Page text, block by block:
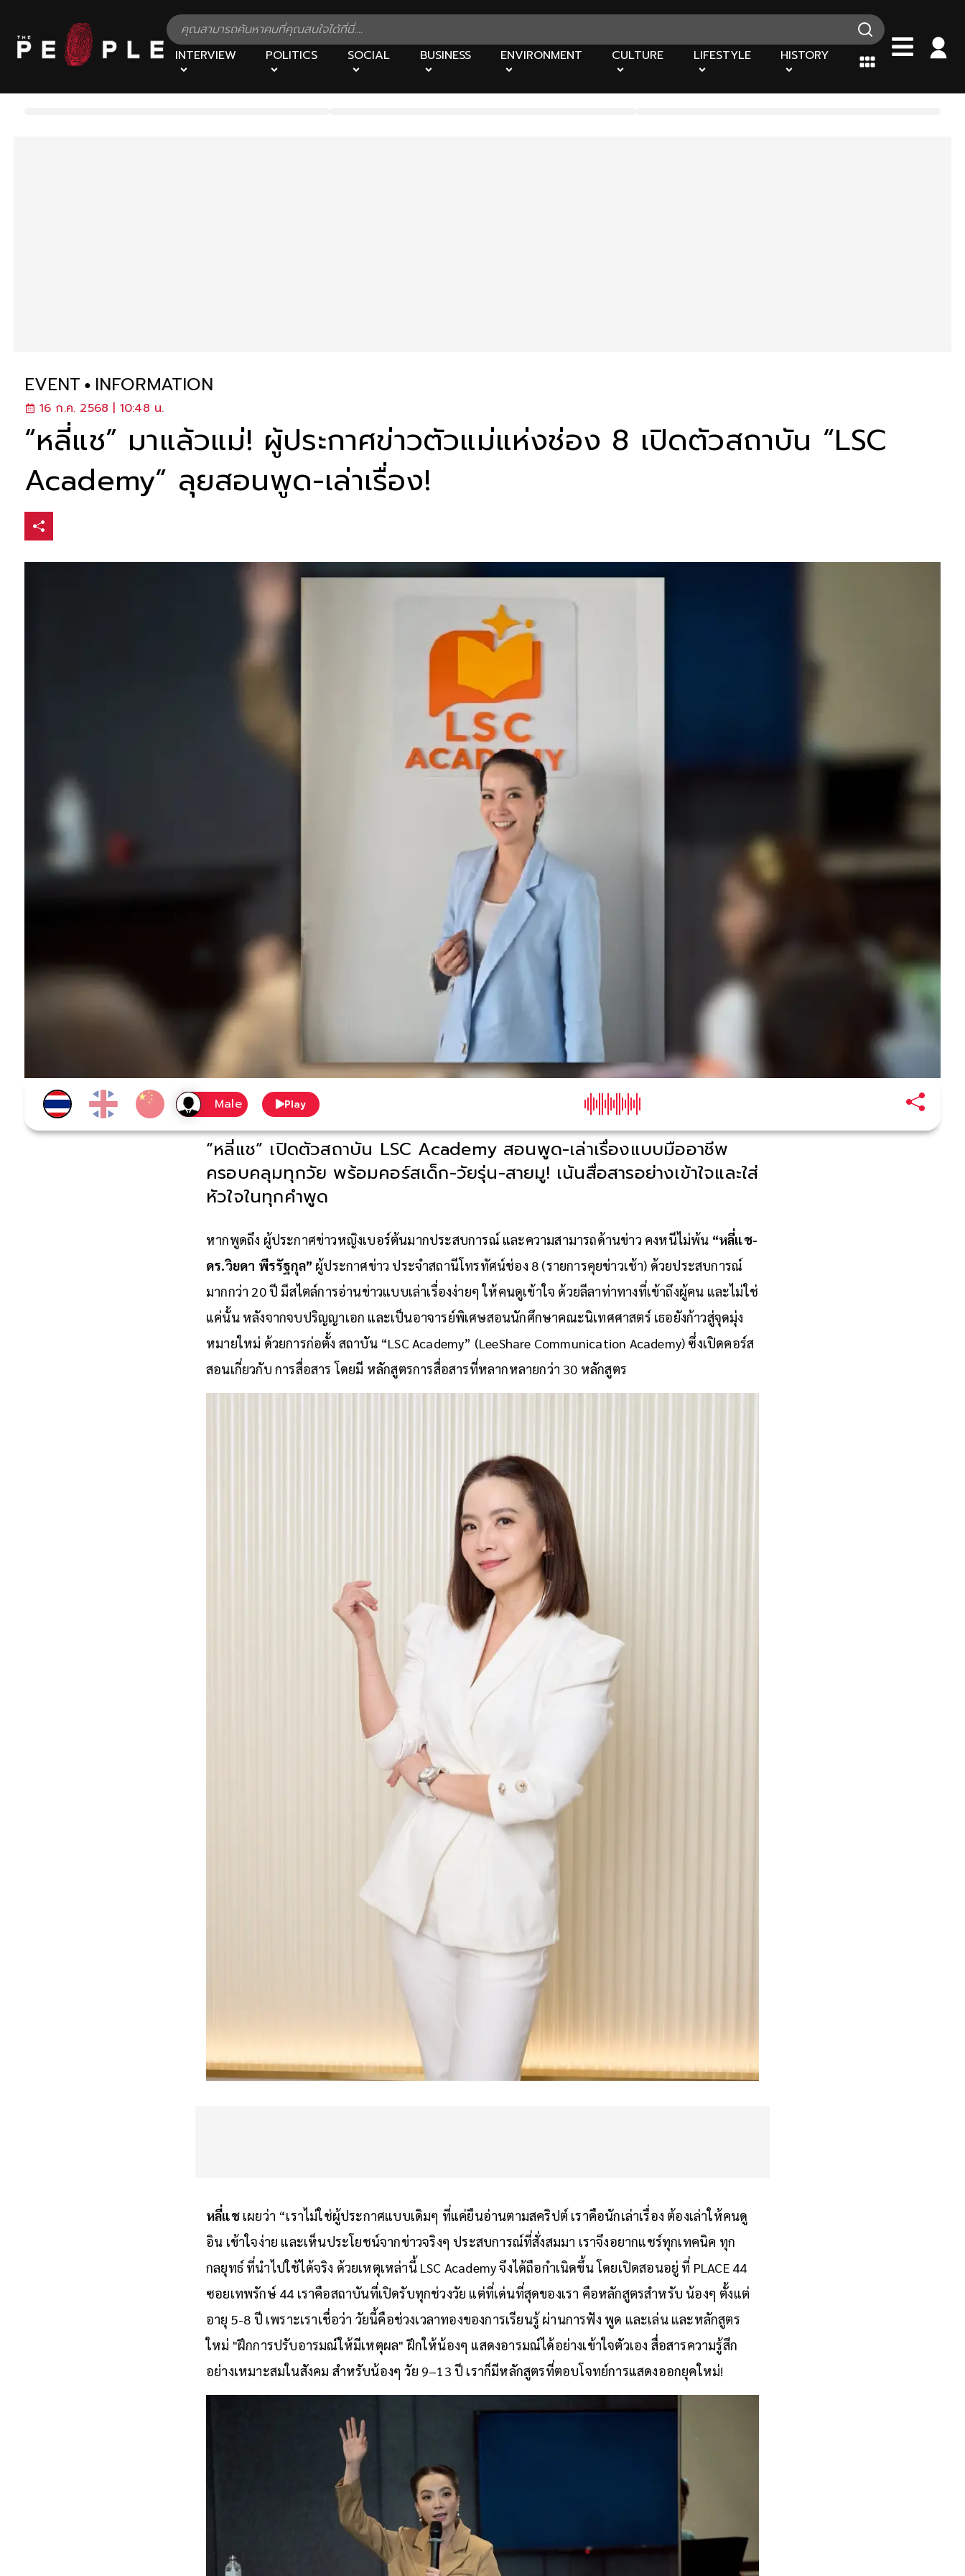
INTERVIEW POLITICS SOCIAL BUSINESS ENVIRONMENT CULTURE LIFESTYLE HISTORY
EVENT INFORMATION
16 ก.ค. 2568 | 10:48 น.
“หลี่แช” มาแล้วแม่! ผู้ประกาศข่าวตัวแม่แห่งช่อง 8 เปิดตัวสถาบัน “LSC
Academy” ลุยสอนพูด-เล่าเรื่อง!
Play
“หลี่แช” เปิดตัวสถาบัน LSC Academy สอนพูด-เล่าเรื่องแบบมืออาชีพ
ครอบคลุมทุกวัย พร้อมคอร์สเด็ก-วัยรุ่น-สายมู! เน้นสื่อสารอย่างเข้าใจและใส่
หัวใจในทุกคำพูด
หากพูดถึง ผู้ประกาศข่าวหญิงเบอร์ต้นมากประสบการณ์ และความสามารถด้านข่าว คงหนีไม่พ้น “หลี่แช-
ดร.วิยดา พีรรัฐกุล” ผู้ประกาศข่าว ประจำสถานีโทรทัศน์ช่อง 8 (รายการคุยข่าวเช้า) ด้วยประสบการณ์
มากกว่า 20 ปี มีสไตล์การอ่านข่าวแบบเล่าเรื่องง่ายๆ ให้คนดูเข้าใจ ด้วยลีลาท่าทางที่เข้าถึงผู้คน และไม่ใช่
แค่นั้น หลังจากจบปริญญาเอก และเป็นอาจารย์พิเศษสอนนักศึกษาคณะนิเทศศาสตร์ เธอยังก้าวสู่จุดมุ่ง
หมายใหม่ ด้วยการก่อตั้ง สถาบัน “LSC Academy” (LeeShare Communication Academy) ซึ่งเปิดคอร์ส
สอนเกี่ยวกับ การสื่อสาร โดยมี หลักสูตรการสื่อสารที่หลากหลายกว่า 30 หลักสูตร
หลี่แชเผยว่า “เราไม่ใช่ผู้ประกาศแบบเดิมๆ ที่แค่ยืนอ่านตามสคริปต์ เราคือนักเล่าเรื่อง ต้องเล่าให้คนดู
อิน เข้าใจง่าย และเห็นประโยชน์จากข่าวจริงๆ ประสบการณ์ที่สั่งสมมา เราจึงอยากแชร์ทุกเทคนิค ทุก
กลยุทธ์ ที่นำไปใช้ได้จริง ด้วยเหตุเหล่านี้ LSC Academy จึงได้ถือกำเนิดขึ้น โดยเปิดสอนอยู่ ที่ PLACE 44
ซอยเทพรักษ์ 44 เราคือสถาบันที่เปิดรับทุกช่วงวัย แต่ที่เด่นที่สุดของเรา คือหลักสูตรสำหรับ น้องๆ ตั้งแต่
อายุ 5-8 ปี เพราะเราเชื่อว่า วัยนี้คือช่วงเวลาทองของการเรียนรู้ ผ่านการฟัง พูด และเล่น และหลักสูตร
ใหม่ "ฝึกการปรับอารมณ์ให้มีเหตุผล" ฝึกให้น้องๆ แสดงอารมณ์ได้อย่างเข้าใจตัวเอง สื่อสารความรู้สึก
อย่างเหมาะสมในสังคม สำหรับน้องๆ วัย 9–13 ปี เราก็มีหลักสูตรที่ตอบโจทย์การแสดงออกยุคใหม่!